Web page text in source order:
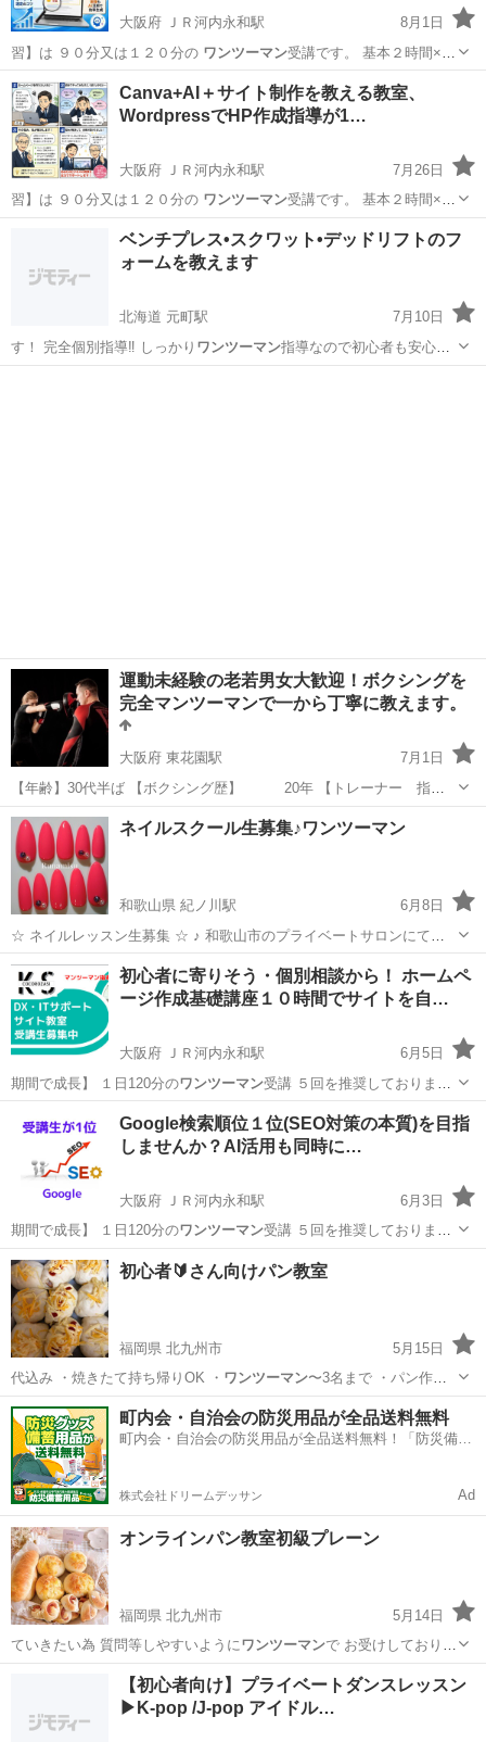
大阪府 ＪＲ河内永和駅
8月1日
習】は ９０分又は１２０分の ワンツーマン受講です。 基本２時間×５
回で１…
大阪 東大阪市 ＪＲ河内永和駅 パソコン CANVA
Canva+AI＋サイト制作を教える教室、
WordpressでHP作成指導が1…
大阪府 ＪＲ河内永和駅
7月26日
習】は ９０分又は１２０分の ワンツーマン受講です。 基本２時間×５
回で１…
東大阪市 ＪＲ河内永和駅 ホームページ作成
SEO
ベンチプレス•スクワット•デッドリフトのフ
ォームを教えます
北海道 元町駅
7月10日
す！ 完全個別指導‼️ しっかり ワンツーマン指導なので初心者も安心で
す🍀 ⭐…
運動未経験の老若男女大歓迎！ボクシングを
完全マンツーマンで一から丁寧に教えます。
大阪府 東花園駅
7月1日
【年齢】30代半ば 【ボクシング歴】 20年 【トレーナー 指導
歴】10年 【経歴】大会優勝経験、1ヶ月10kg以上の減量経験有り。体
脂肪がつきにくく筋肉をつける食事メニュー、食事管理や減量につい
てのアドバイスも可...
大阪 東大阪市 東花園駅 空手/他格闘技
ネイルスクール生募集♪ワンツーマン
和歌山県 紀ノ川駅
6月8日
☆ ネイルレッスン生募集 ☆ ♪ 和歌山市のプライベートサロンにてマ
ンツーマンレッスンを行っています ♪ ☆ ネイリスト検定2級☆ ジェル
ネイル検定上級☆ ネイル衛生管理士 取得 以前はプライベートサロン
を運営し、毎月...
和歌山 和歌山市 紀ノ川駅 ネイル ネイルチップ
初心者に寄りそう・個別相談から！ ホームペ
ージ作成基礎講座１０時間でサイトを自…
大阪府 ＪＲ河内永和駅
6月5日
期間で成長】 １日120分のワンツーマン受講 ５回を推奨しておりま
す。 …
ＪＲ河内永和駅 ホームページ作成
Google検索順位１位(SEO対策の本質)を目指
しませんか？AI活用も同時に…
大阪府 ＪＲ河内永和駅
6月3日
期間で成長】 １日120分のワンツーマン受講 ５回を推奨しておりま
す。 …
大阪 東大阪市 ＪＲ河内永和駅 ホームページ作成
初心者🔰さん向けパン教室
福岡県 北九州市
5月15日
代込み ・焼きたて持ち帰りOK ・ ワンツーマン〜3名まで ・パン作り
初めての方歓…
福岡 北九州市 パン ベーグル
町内会・自治会の防災用品が全品送料無料
町内会・自治会の防災用品が全品送料無料！「防災備蓄
株式会社ドリームデッサン Ad
オンラインパン教室初級プレーン
福岡県 北九州市
5月14日
ていきたい為 質問等しやすいようにワンツーマンで お受けしておりま
す 気軽に楽し…
北九州市 パン
【初心者向け】プライベートダンスレッスン
▶︎K-pop /J-pop アイドル…